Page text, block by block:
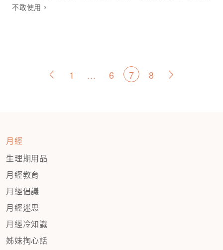
不敢使用。
文
< 1 ... 6 7 8 >
月經
生理期用品
月經教育
月經倡議
月經迷思
月經冷知識
姊妹掏心話